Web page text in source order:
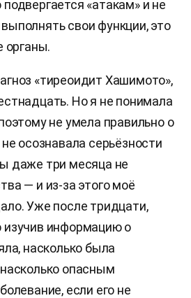
«атакам» и не
свои функции, это
органы.
«тиреоидит Хашимото»,
Но я не понимала
не умела правильно о
осознавала серьёзности
даже три месяца не
— и из-за этого моё
Уже после тридцати,
изучив информацию о
насколько была
опасным
если его не